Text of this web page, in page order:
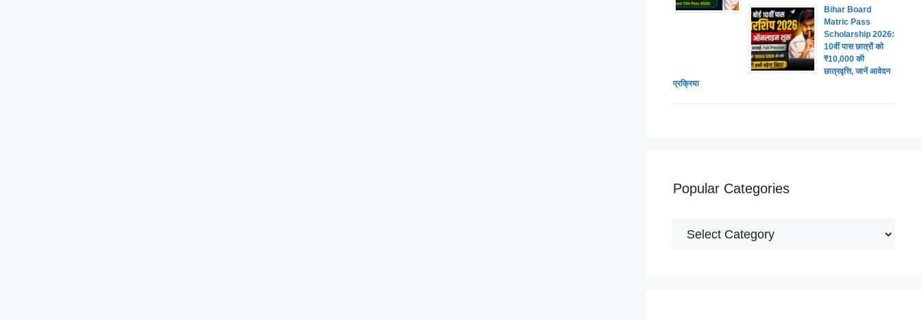
Bihar Board
Matric Pass
Scholarship 2026:
10वीं पास छात्रों को
₹10,000 की
छात्रवृत्ति, जानें आवेदन
प्रक्रिया
Popular Categories
Popular